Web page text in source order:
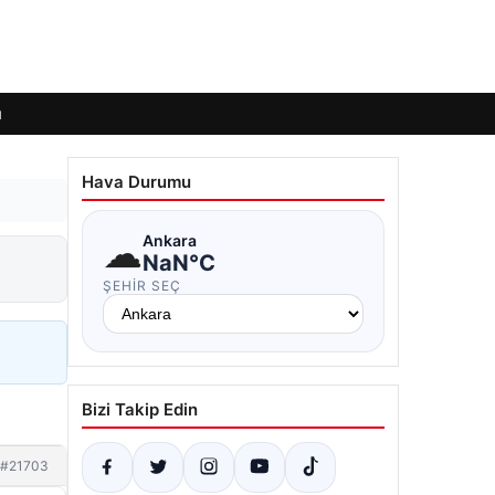
#21703
Hava Durumu
☁Ankara
NaN°C
ŞEHIR SEÇ
Bizi Takip Edin